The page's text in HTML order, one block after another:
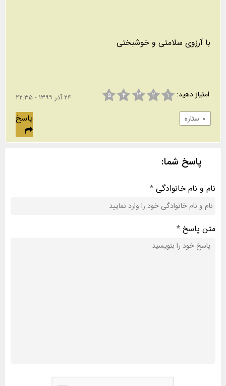
با آرزوی سلامتی و خوشبختی
امتیاز دهید: ۱ ۲ ۳ ۴ ۵ ۲۴ آذر ۱۳۹۹ - ۲۲:۳۵
۰ ستاره پاسخ
پاسخ شما:
نام و نام خانوادگی *
متن پاسخ *